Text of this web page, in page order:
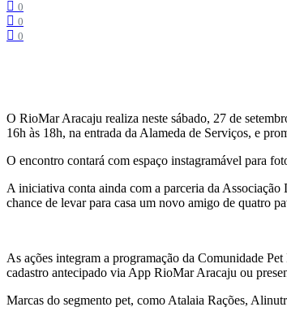
0
0
0
O RioMar Aracaju realiza neste sábado, 27 de
16h às 18h, na entrada da Alameda de Serviços, e
O encontro contará com espaço instagramável para
A iniciativa conta ainda com a parceria da
chance de levar para casa um novo amigo de quatro
As ações integram a programação da Comunidade
cadastro antecipado via App RioMar Aracaju ou
Marcas do segmento pet, como Atalaia Rações,